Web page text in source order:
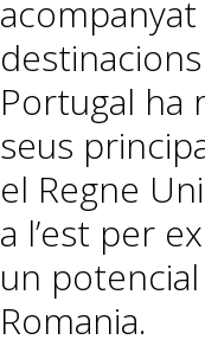
Portugal ha
seus
el Regne
a l’est per
un
Romania.